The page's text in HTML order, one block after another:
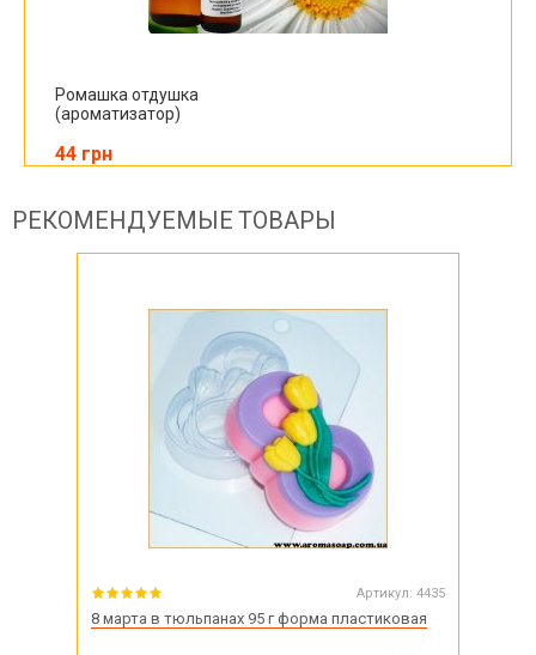
Ромашка отдушка
(ароматизатор)
44 грн
РЕКОМЕНДУЕМЫЕ ТОВАРЫ
Артикул: 4435
8 марта в тюльпанах 95 г форма пластиковая